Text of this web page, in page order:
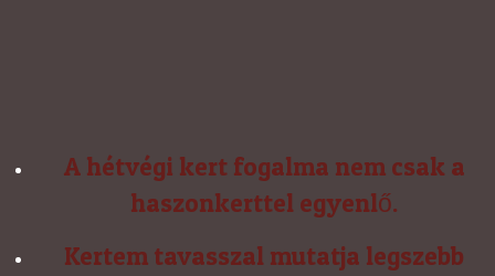
A hétvégi kert fogalma nem csak a
haszonkerttel egyenlő.
Kertem tavasszal mutatja legszebb